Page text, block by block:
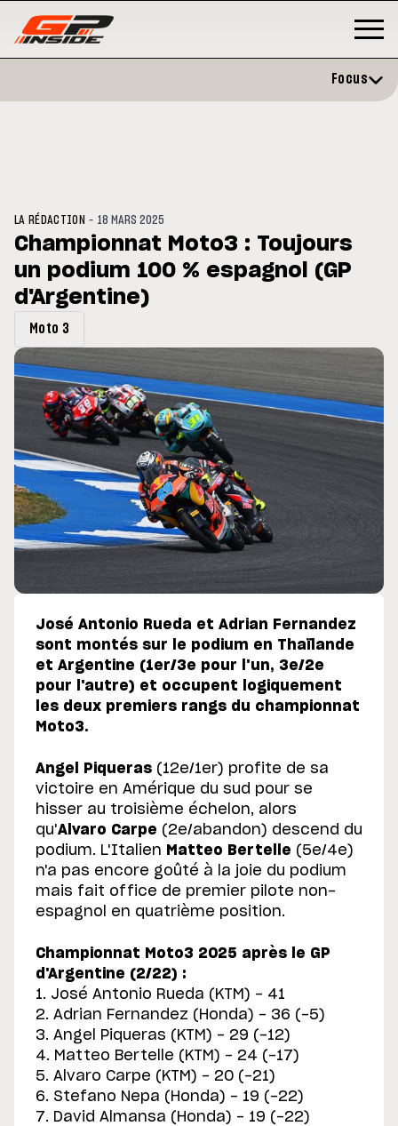
: Horaires et
du GP de Grande-
MOTO GP
Focus
LA RÉDACTION - 18 MARS 2025
Championnat Moto3 : Toujours
un podium 100 % espagnol (GP
d'Argentine)
Moto 3
José Antonio Rueda et Adrian Fernandez
sont montés sur le podium en Thaïlande
et Argentine (1er/3e pour l'un, 3e/2e
pour l'autre) et occupent logiquement
les deux premiers rangs du championnat
Moto3.
Angel Piqueras (12e/1er) profite de sa
victoire en Amérique du sud pour se
hisser au troisième échelon, alors
qu'Alvaro Carpe (2e/abandon) descend du
podium. L'Italien Matteo Bertelle (5e/4e)
n'a pas encore goûté à la joie du podium
mais fait office de premier pilote non-
espagnol en quatrième position.
Championnat Moto3 2025 après le GP
d'Argentine (2/22) :
1. José Antonio Rueda (KTM) - 41
2. Adrian Fernandez (Honda) - 36 (-5)
3. Angel Piqueras (KTM) - 29 (-12)
4. Matteo Bertelle (KTM) - 24 (-17)
5. Alvaro Carpe (KTM) - 20 (-21)
6. Stefano Nepa (Honda) - 19 (-22)
7. David Almansa (Honda) - 19 (-22)